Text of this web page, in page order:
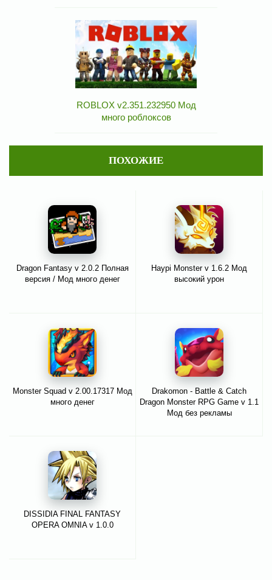
ROBLOX v2.351.232950 Мод
много роблоксов
ПОХОЖИЕ
Dragon Fantasy v 2.0.2 Полная
версия / Мод много денег
Haypi Monster v 1.6.2 Мод
высокий урон
Monster Squad v 2.00.17317 Мод
много денег
Drakomon - Battle & Catch
Dragon Monster RPG Game v 1.1
Мод без рекламы
DISSIDIA FINAL FANTASY
OPERA OMNIA v 1.0.0